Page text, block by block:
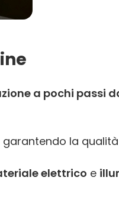
a pochi passi
garantendo la
elettrico e